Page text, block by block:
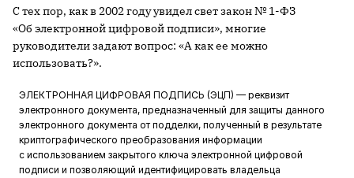
С тех пор, как в 2002 году увидел свет закон № 1-ФЗ
«Об электронной цифровой подписи», многие
руководители задают вопрос: «А как ее можно
использовать?».
ЭЛЕКТРОННАЯ ЦИФРОВАЯ ПОДПИСЬ (ЭЦП) — реквизит
электронного документа, предназначенный для защиты данного
электронного документа от подделки, полученный в результате
криптографического преобразования информации
с использованием закрытого ключа электронной цифровой
подписи и позволяющий идентифицировать владельца